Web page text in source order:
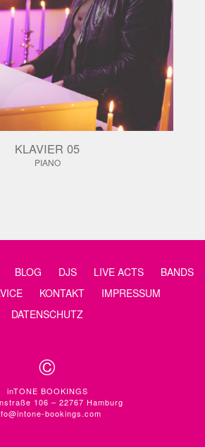
KLAVIER 05
PIANO
BLOG DJS LIVE ACTS
BANDS
KONTAKT
IMPRESSUM
DATENSCHUTZ
©
inTONE BOOKINGS
106 – 22767 Hamburg
bookings.com